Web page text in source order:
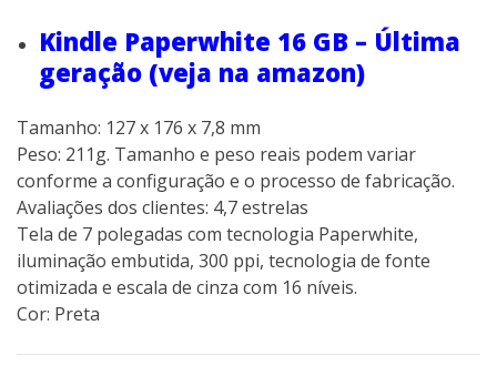
Kindle Paperwhite 16 GB – Última
geração (veja na amazon)
Tamanho: 127 x 176 x 7,8 mm
Peso: 211g. Tamanho e peso reais podem variar
conforme a configuração e o processo de fabricação.
Avaliações dos clientes: 4,7 estrelas
Tela de 7 polegadas com tecnologia Paperwhite,
iluminação embutida, 300 ppi, tecnologia de fonte
otimizada e escala de cinza com 16 níveis.
Cor: Preta